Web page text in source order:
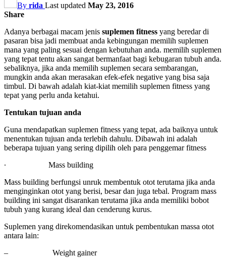
By rida Last updated May 23, 2016
Share
Adanya berbagai macam jenis suplemen fitness yang beredar di
pasaran bisa jadi membuat anda kebingungan memilih suplemen
mana yang paling sesuai dengan kebutuhan anda. memilih suplemen
yang tepat tentu akan sangat bermanfaat bagi kebugaran tubuh anda.
sebaliknya, jika anda memilih suplemen secara sembarangan,
mungkin anda akan merasakan efek-efek negative yang bisa saja
timbul. Di bawah adalah kiat-kiat memilih suplemen fitness yang
tepat yang perlu anda ketahui.
Tentukan tujuan anda
Guna mendapatkan suplemen fitness yang tepat, ada baiknya untuk
menentukan tujuan anda terlebih dahulu. Dibawah ini adalah
beberapa tujuan yang sering dipilih oleh para penggemar fitness
∙
Mass building
Mass building berfungsi unruk membentuk otot terutama jika anda
menginginkan otot yang berisi, besar dan juga tebal. Program mass
building ini sangat disarankan terutama jika anda memiliki bobot
tubuh yang kurang ideal dan cenderung kurus.
Suplemen yang direkomendasikan untuk pembentukan massa otot
antara lain:
–
Weight gainer